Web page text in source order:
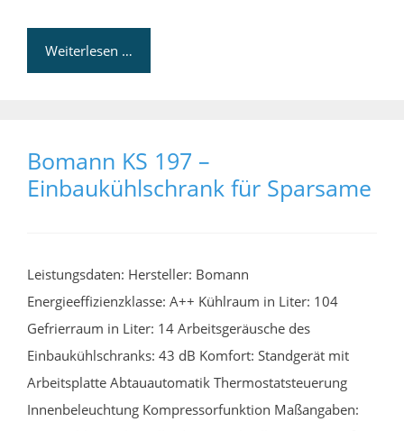
Weiterlesen …
Bomann KS 197 –
Einbaukühlschrank für Sparsame
Leistungsdaten: Hersteller: Bomann
Energieeffizienzklasse: A++ Kühlraum in Liter: 104
Gefrierraum in Liter: 14 Arbeitsgeräusche des
Einbaukühlschranks: 43 dB Komfort: Standgerät mit
Arbeitsplatte Abtauautomatik Thermostatsteuerung
Innenbeleuchtung Kompressorfunktion Maßangaben: